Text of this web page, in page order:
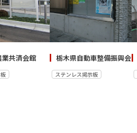
業共済会館 栃木県自動車整備振興会
ステンレス掲示板